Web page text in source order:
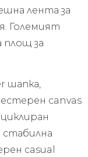
шапка,
canvas
casual
лента за
Големият
площ за